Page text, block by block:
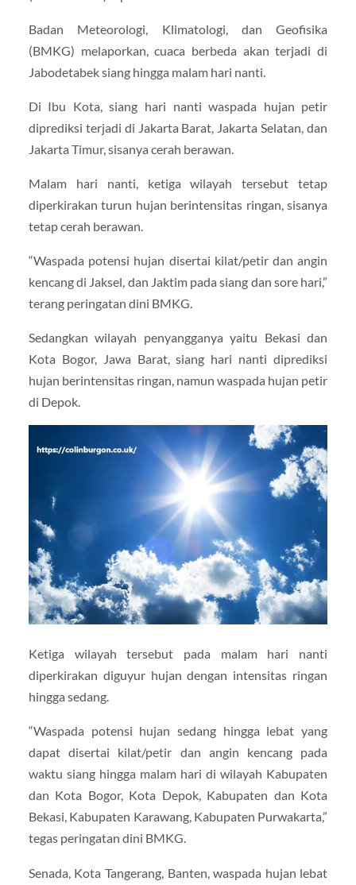
Badan Meteorologi, Klimatologi, dan Geofisika
(BMKG) melaporkan, cuaca berbeda akan terjadi di
Jabodetabek siang hingga malam hari nanti.
Di Ibu Kota, siang hari nanti waspada hujan petir
diprediksi terjadi di Jakarta Barat, Jakarta Selatan, dan
Jakarta Timur, sisanya cerah berawan.
Malam hari nanti, ketiga wilayah tersebut tetap
diperkirakan turun hujan berintensitas ringan, sisanya
tetap cerah berawan.
“Waspada potensi hujan disertai kilat/petir dan angin
kencang di Jaksel, dan Jaktim pada siang dan sore hari,”
terang peringatan dini BMKG.
Sedangkan wilayah penyangganya yaitu Bekasi dan
Kota Bogor, Jawa Barat, siang hari nanti diprediksi
hujan berintensitas ringan, namun waspada hujan petir
di Depok.
Ketiga wilayah tersebut pada malam hari nanti
diperkirakan diguyur hujan dengan intensitas ringan
hingga sedang.
“Waspada potensi hujan sedang hingga lebat yang
dapat disertai kilat/petir dan angin kencang pada
waktu siang hingga malam hari di wilayah Kabupaten
dan Kota Bogor, Kota Depok, Kabupaten dan Kota
Bekasi, Kabupaten Karawang, Kabupaten Purwakarta,”
tegas peringatan dini BMKG.
Senada, Kota Tangerang, Banten, waspada hujan lebat